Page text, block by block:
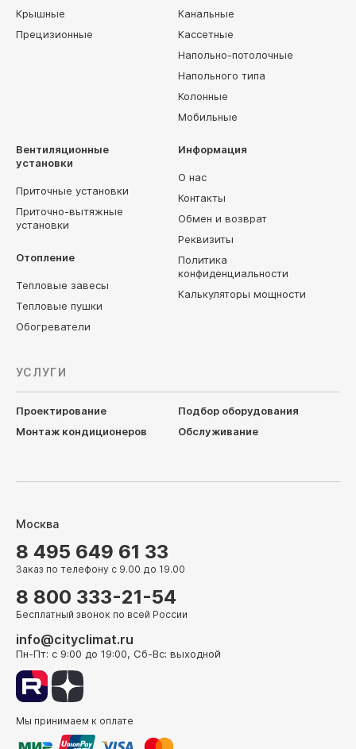
Крышные
Прецизионные
Канальные
Кассетные
Напольно-потолочные
Напольного типа
Колонные
Мобильные
Вентиляционные
установки
Приточные установки
Приточно-вытяжные
установки
Отопление
Тепловые завесы
Тепловые пушки
Обогреватели
Информация
О нас
Контакты
Обмен и возврат
Реквизиты
Политика
конфиденциальности
Калькуляторы мощности
УСЛУГИ
Проектирование
Подбор оборудования
Монтаж кондиционеров
Обслуживание
Москва
8 495 649 61 33
Заказ по телефону с 9.00 до 19.00
8 800 333-21-54
Бесплатный звонок по всей России
info@cityclimat.ru
Пн-Пт: с 9:00 до 19:00, Сб-Вс: выходной
Мы принимаем к оплате